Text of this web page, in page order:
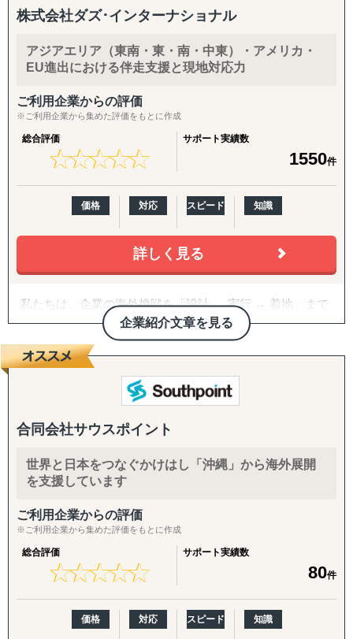
株式会社ダズ･インターナショナル
アジアエリア（東南・東・南・中東）・アメリカ・
EU進出における伴走支援と現地対応力
ご利用企業からの評価
※ご利用企業から集めた評価をもとに作成
総合評価
★★★★★
★★★★★
サポート実績数
1550件
価格 対応 スピード 知識
詳しく見る
企業紹介文章を見る
私たちは、企業の海外挑戦を「設計 → 実行 → 着地」まで
一気通貫で伴走支援します。
『どの国が最適か？』を見極めるゼロ→イチの意思決定か
進出後に必ず直面する現地でのマーケティング課題まで主
要各国に常駐するメンバーが、現地起点で一貫してサポー
トします。
これまでの支援歴は20年以上、実績は1,500社を超えまし
た。
継続して支援できる体制を構築しています。
------------------------------------
■ サポート対象国（グループ別）
↳ ASEAN主要国：タイ・ベトナム・マレーシア・カンボ
ジア・インドネシア・フィリピン・ラオス
↳ アジア（中華系）：日本・香港・シンガポール・台湾・
合同会社サウスポイント
世界と日本をつなぐかけはし「沖縄」から海外展開
を支援しています
ご利用企業からの評価
※ご利用企業から集めた評価をもとに作成
総合評価
★★★★★
★★★★★
サポート実績数
80件
価格 対応 スピード 知識